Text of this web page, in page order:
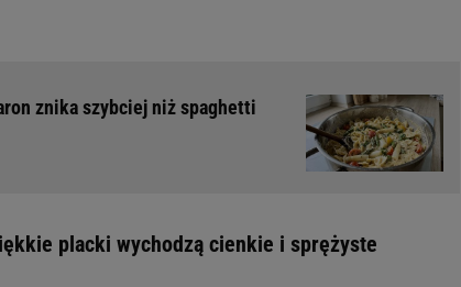
znika szybciej niż spaghetti
placki wychodzą cienkie i sprężyste